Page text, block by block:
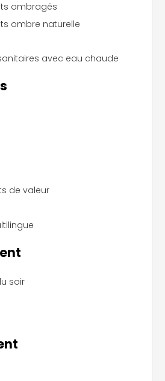
ombragés
ombre naturelle
avec eau chaude
de valeur
soir